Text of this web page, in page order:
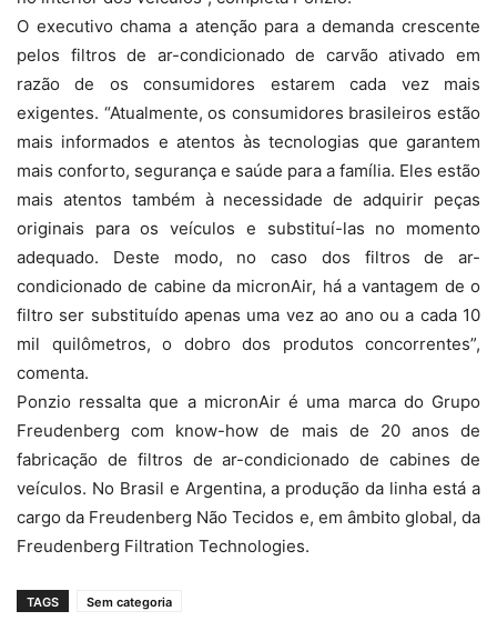
O executivo chama a atenção para a demanda crescente
pelos filtros de ar-condicionado de carvão ativado em
razão de os consumidores estarem cada vez mais
exigentes. “Atualmente, os consumidores brasileiros estão
mais informados e atentos às tecnologias que garantem
mais conforto, segurança e saúde para a família. Eles estão
mais atentos também à necessidade de adquirir peças
originais para os veículos e substituí-las no momento
adequado. Deste modo, no caso dos filtros de ar-
condicionado de cabine da micronAir, há a vantagem de o
filtro ser substituído apenas uma vez ao ano ou a cada 10
mil quilômetros, o dobro dos produtos concorrentes”,
comenta.
Ponzio ressalta que a micronAir é uma marca do Grupo
Freudenberg com know-how de mais de 20 anos de
fabricação de filtros de ar-condicionado de cabines de
veículos. No Brasil e Argentina, a produção da linha está a
cargo da Freudenberg Não Tecidos e, em âmbito global, da
Freudenberg Filtration Technologies.
TAGS Sem categoria